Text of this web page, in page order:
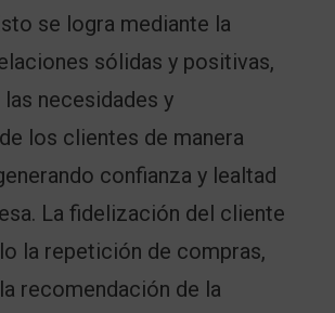
se logra mediante la
sólidas y positivas,
necesidades y
los clientes de manera
confianza y lealtad
La fidelización del cliente
la repetición de compras,
recomendación de la